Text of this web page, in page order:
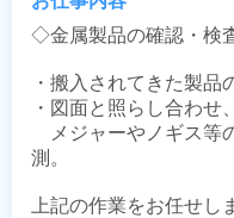
◇金属製品の確認・検
・搬入されてきた製品
・図面と照らし合わせ
メジャーやノギス等
測。
上記の作業をお任せし